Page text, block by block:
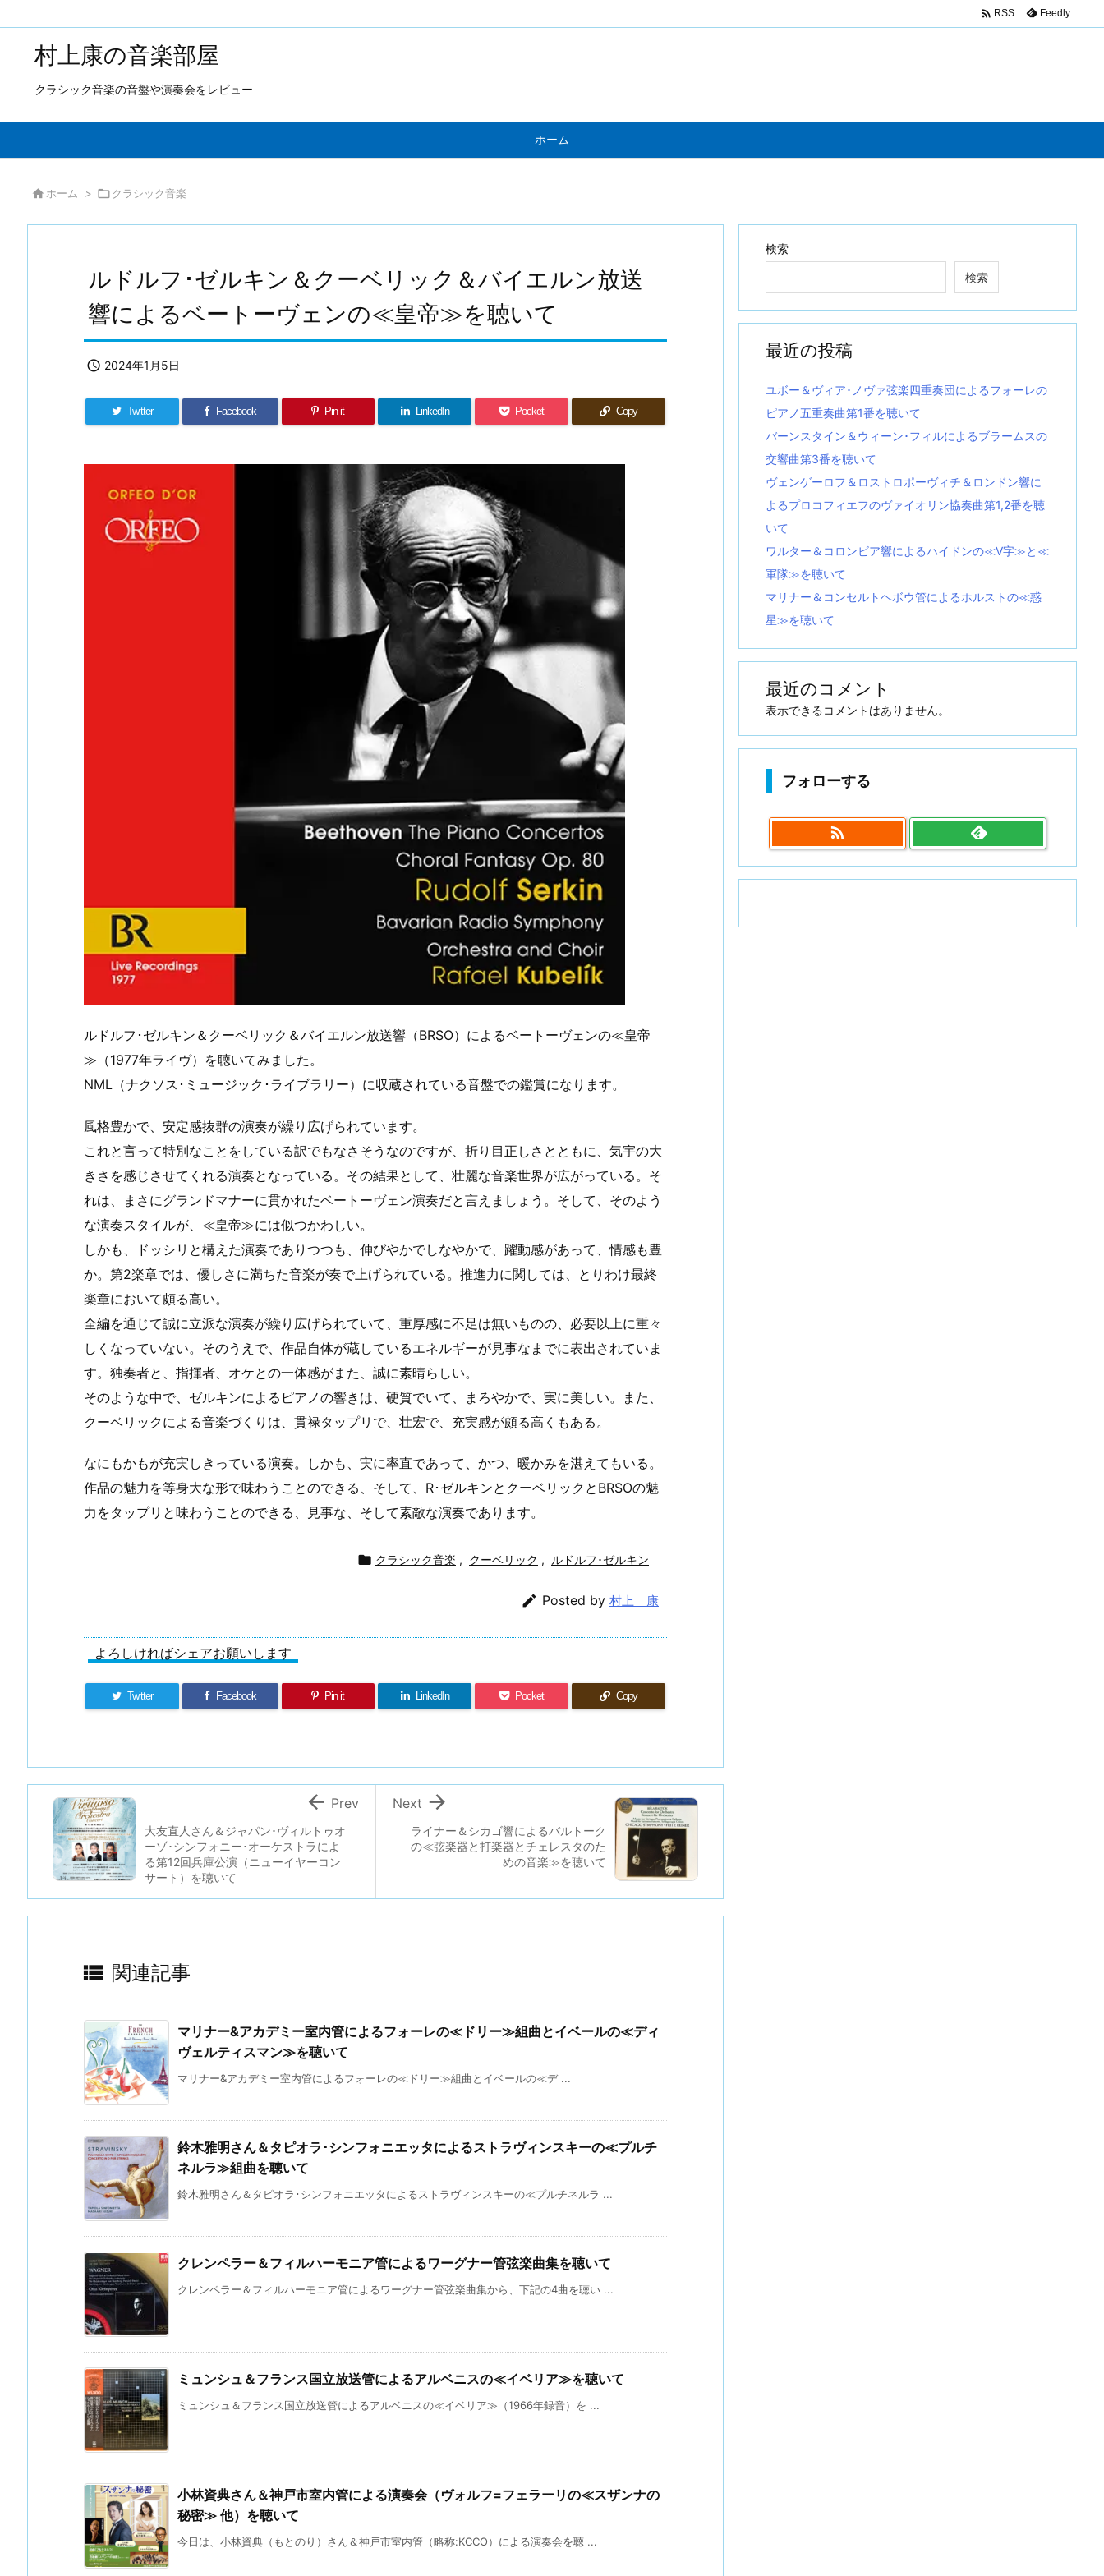
村上康の音楽部屋
クラシック音楽の音盤や演奏会をレビュー
ホーム
 RSS Feedly
 ホーム > クラシック音楽
ルドルフ･ゼルキン＆クーベリック＆バイエルン放送
響によるベートーヴェンの≪皇帝≫を聴いて
 2024年1月5日
Twitter Facebook Pin it LinkedIn Pocket Copy
ルドルフ･ゼルキン＆クーベリック＆バイエルン放送響（BRSO）によるベートーヴェンの≪皇帝
≫（1977年ライヴ）を聴いてみました。
NML（ナクソス･ミュージック･ライブラリー）に収蔵されている音盤での鑑賞になります。
風格豊かで、安定感抜群の演奏が繰り広げられています。
これと言って特別なことをしている訳でもなさそうなのですが、折り目正しさとともに、気宇の大
きさを感じさせてくれる演奏となっている。その結果として、壮麗な音楽世界が広がっている。そ
れは、まさにグランドマナーに貫かれたベートーヴェン演奏だと言えましょう。そして、そのよう
な演奏スタイルが、≪皇帝≫には似つかわしい。
しかも、ドッシリと構えた演奏でありつつも、伸びやかでしなやかで、躍動感があって、情感も豊
か。第2楽章では、優しさに満ちた音楽が奏で上げられている。推進力に関しては、とりわけ最終
楽章において頗る高い。
全編を通じて誠に立派な演奏が繰り広げられていて、重厚感に不足は無いものの、必要以上に重々
しくなっていない。そのうえで、作品自体が蔵しているエネルギーが見事なまでに表出されていま
す。独奏者と、指揮者、オケとの一体感がまた、誠に素晴らしい。
そのような中で、ゼルキンによるピアノの響きは、硬質でいて、まろやかで、実に美しい。また、
クーベリックによる音楽づくりは、貫禄タップリで、壮宏で、充実感が頗る高くもある。
なにもかもが充実しきっている演奏。しかも、実に率直であって、かつ、暖かみを湛えてもいる。
作品の魅力を等身大な形で味わうことのできる、そして、R･ゼルキンとクーベリックとBRSOの魅
力をタップリと味わうことのできる、見事な、そして素敵な演奏であります。
 クラシック音楽 , クーベリック , ルドルフ･ゼルキン
 Posted by 村上 康
よろしければシェアお願いします
Twitter Facebook Pin it LinkedIn Pocket Copy
ライナー＆シカゴ響によるバルトーク
の≪弦楽器と打楽器とチェレスタのた
めの音楽≫を聴いて

Next
大友直人さん＆ジャパン･ヴィルトゥオ
ーゾ･シンフォニー･オーケストラによ
る第12回兵庫公演（ニューイヤーコン
サート）を聴いて
 Prev
 関連記事
マリナー&アカデミー室内管によるフォーレの≪ドリー≫組曲とイベールの≪ディ
ヴェルティスマン≫を聴いて
マリナー&アカデミー室内管によるフォーレの≪ドリー≫組曲とイベールの≪デ ...
鈴木雅明さん＆タピオラ･シンフォニエッタによるストラヴィンスキーの≪プルチ
ネルラ≫組曲を聴いて
鈴木雅明さん＆タピオラ･シンフォニエッタによるストラヴィンスキーの≪プルチネルラ ...
クレンペラー＆フィルハーモニア管によるワーグナー管弦楽曲集を聴いて
クレンペラー＆フィルハーモニア管によるワーグナー管弦楽曲集から、下記の4曲を聴い ...
ミュンシュ＆フランス国立放送管によるアルベニスの≪イベリア≫を聴いて
ミュンシュ＆フランス国立放送管によるアルベニスの≪イベリア≫（1966年録音）を ...
小林資典さん＆神戸市室内管による演奏会（ヴォルフ=フェラーリの≪スザンナの
秘密≫ 他）を聴いて
今日は、小林資典（もとのり）さん＆神戸市室内管（略称:KCCO）による演奏会を聴 ...
検索
検索
最近の投稿
ユボー＆ヴィア･ノヴァ弦楽四重奏団によるフォーレの
ピアノ五重奏曲第1番を聴いて
バーンスタイン＆ウィーン･フィルによるブラームスの
交響曲第3番を聴いて
ヴェンゲーロフ＆ロストロポーヴィチ＆ロンドン響に
よるプロコフィエフのヴァイオリン協奏曲第1,2番を聴
いて
ワルター＆コロンビア響によるハイドンの≪V字≫と≪
軍隊≫を聴いて
マリナー＆コンセルトヘボウ管によるホルストの≪惑
星≫を聴いて
最近のコメント
表示できるコメントはありません。
フォローする
